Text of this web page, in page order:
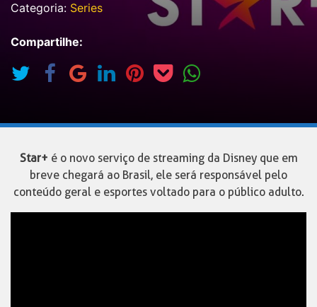
Categoria: Series
Compartilhe:
Star+ é o novo serviço de streaming da Disney que em
breve chegará ao Brasil, ele será responsável pelo
conteúdo geral e esportes voltado para o público adulto.